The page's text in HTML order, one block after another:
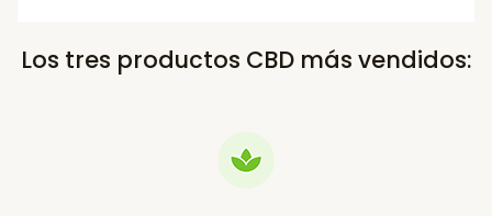
Los tres productos CBD más vendidos: